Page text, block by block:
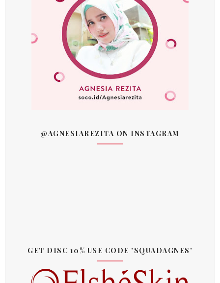
@AGNESIAREZITA ON INSTAGRAM
GET DISC 10% USE CODE 'SQUADAGNES'